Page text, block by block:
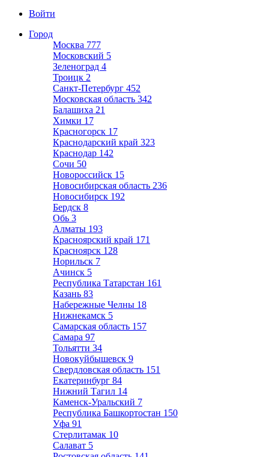
Войти
Город
Москва 777
Московский 5
Зеленоград 4
Троицк 2
Санкт-Петербург 452
Московская область 342
Балашиха 21
Химки 17
Красногорск 17
Краснодарский край 323
Краснодар 142
Сочи 50
Новороссийск 15
Новосибирская область 236
Новосибирск 192
Бердск 8
Обь 3
Алматы 193
Красноярский край 171
Красноярск 128
Норильск 7
Ачинск 5
Республика Татарстан 161
Казань 83
Набережные Челны 18
Нижнекамск 5
Самарская область 157
Самара 97
Тольятти 34
Новокуйбышевск 9
Свердловская область 151
Екатеринбург 84
Нижний Тагил 14
Каменск-Уральский 7
Республика Башкортостан 150
Уфа 91
Стерлитамак 10
Салават 5